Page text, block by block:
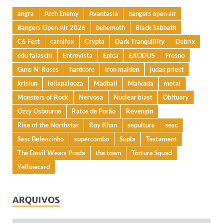
angra Arch Enemy Avantasia
bangers open air
Bangers Open Air 2026
behemoth
Black Sabbath
C6 Fest
carnifex Crypta Dark Tranquillity
Debrix
edu falaschi
Entrevista Epica EXODUS
Fresno
Guns N' Roses
hardcore iron maiden
judas priest
krisiun
lollapalooza Madball Malvada
metal
Monsters of Rock
Nervosa Nuclear blast
Obituary
Ozzy Osbourne
Ratos de Porão
Revengin
Rise of the Northstar
Roy Khan sepultura
sesc
Sesc Belenzinho
supercombo Supla
Testament
The Devil Wears Prada
the town
Torture Squad
Yellowcard
ARQUIVOS